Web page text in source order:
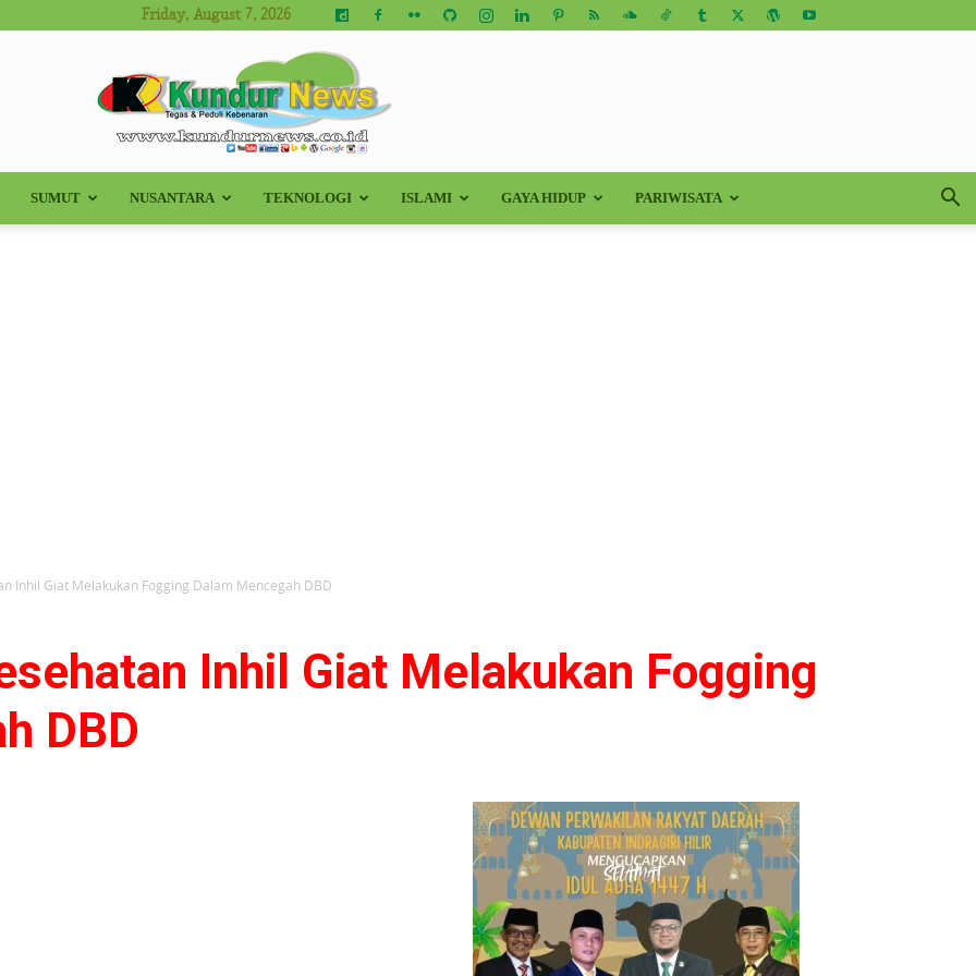
Friday, August 7, 2026
Kundur
SUMUT NUSANTARA TEKNOLOGI ISLAMI GAYA HIDUP PARIWISATA
Inhil Giat Melakukan Fogging Dalam Mencegah DBD
Inhil Giat Melakukan Fogging
DBD